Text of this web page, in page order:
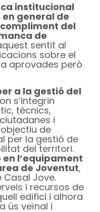
institucional
general de
del
de
sentit al
sobre el
aprovades però
a la gestió del
s’integrin
tècnics,
i
de
per la gestió de
del territori.
l’equipament
de Joventut,
Jove.
i recursos de
edifici i alhora
ús veïnal i